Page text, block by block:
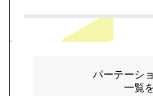
パーテーシ
一覧